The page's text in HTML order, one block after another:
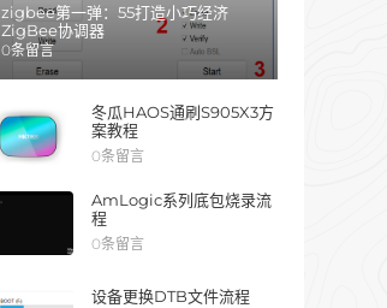
zigbee第一弹：55打造小巧经济
ZigBee协调器
0条留言
冬瓜HAOS通刷S905X3方
案教程
0条留言
AmLogic系列底包烧录流
程
0条留言
设备更换DTB文件流程